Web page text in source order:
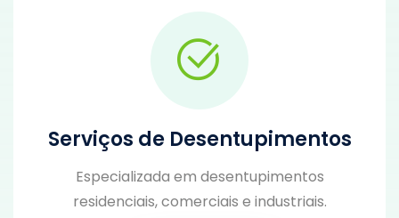
Serviços de Desentupimentos
Especializada em desentupimentos
residenciais, comerciais e industriais.